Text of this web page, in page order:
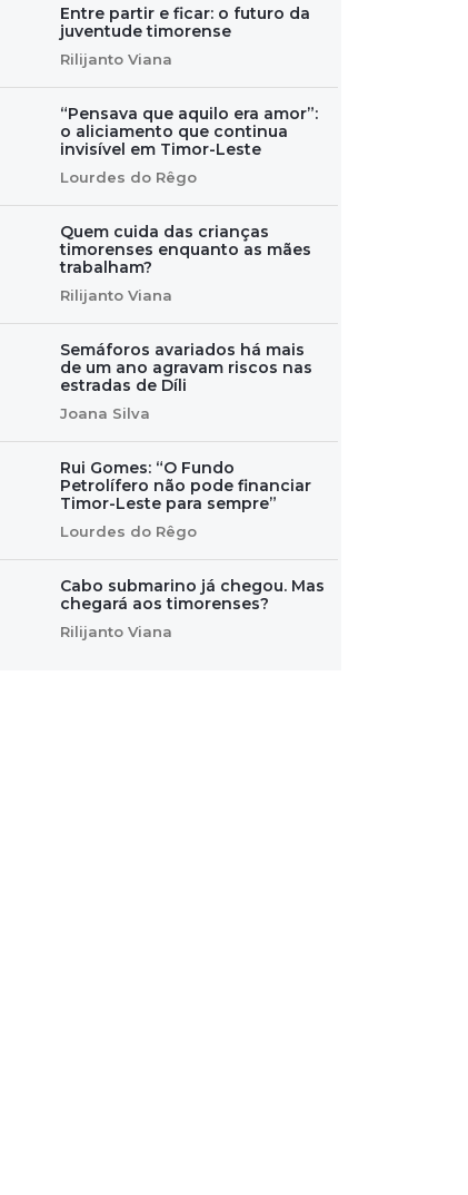
Entre partir e ficar: o futuro da
juventude timorense
Rilijanto Viana
“Pensava que aquilo era amor”:
o aliciamento que continua
invisível em Timor-Leste
Lourdes do Rêgo
Quem cuida das crianças
timorenses enquanto as mães
trabalham?
Rilijanto Viana
Semáforos avariados há mais
de um ano agravam riscos nas
estradas de Díli
Joana Silva
Rui Gomes: “O Fundo
Petrolífero não pode financiar
Timor-Leste para sempre”
Lourdes do Rêgo
Cabo submarino já chegou. Mas
chegará aos timorenses?
Rilijanto Viana